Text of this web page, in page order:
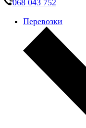
068 043 752
Перевозки